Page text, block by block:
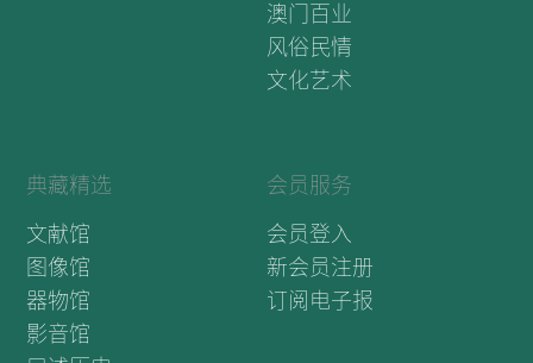
澳门百业
风俗民情
文化艺术
典藏精选
文献馆
图像馆
器物馆
影音馆
会员服务
会员登入
新会员注册
订阅电子报